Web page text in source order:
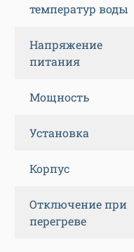
температур воды
Напряжение
питания
Мощность
Установка
Корпус
Отключение при
перегреве